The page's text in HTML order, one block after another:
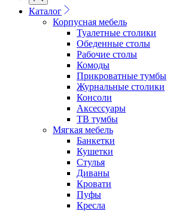
Каталог
Корпусная мебель
Туалетные столики
Обеденные cтолы
Рабочие столы
Комоды
Прикроватные тумбы
Журнальные столики
Консоли
Аксессуары
ТВ тумбы
Мягкая мебель
Банкетки
Кушетки
Стулья
Диваны
Кровати
Пуфы
Кресла